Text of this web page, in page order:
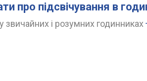
про підсвічування в
звичайних і розумних годинниках